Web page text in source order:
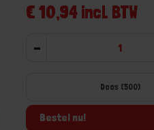
€ 10,94 incl. BTW
-
Doos (500)
Bestel nu!